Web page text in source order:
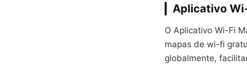
Aplicativo
O Aplicativo Wi-Fi
mapas de wi-fi
globalmente,